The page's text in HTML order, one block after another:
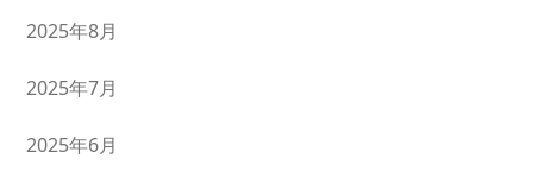
2025年8月
2025年7月
2025年6月